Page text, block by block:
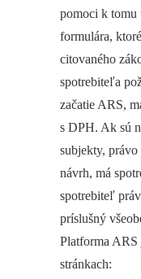
pomoci k tomu
formulára,
citovaného
spotrebiteľa
začatie ARS,
s DPH. Ak sú
subjekty,
návrh, má
spotrebiteľ
príslušný
Platforma ARS
stránkach: